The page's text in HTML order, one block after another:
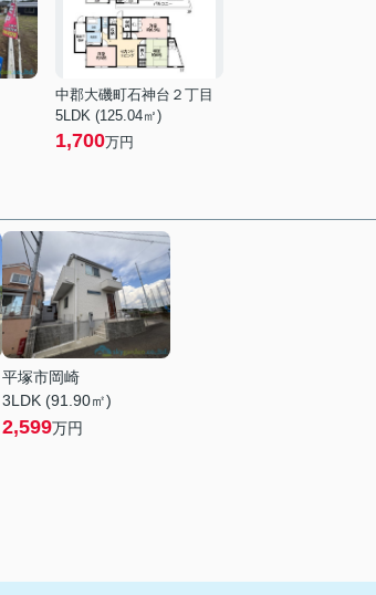
中郡大磯町石神台２丁目
5LDK (125.04㎡)
1,700万円
平塚市岡崎
3LDK (91.90㎡)
2,599万円